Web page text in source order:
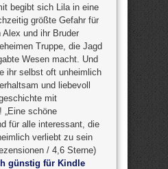
begibt sich Lila in eine
größte Gefahr für
und ihr Bruder
Truppe, die Jagd
Wesen macht. Und
ihr selbst oft unheimlich
und liebevoll
mit
„Eine schöne
für alle interessant, die
verliebt zu sein
/ 4,6 Sterne)
günstig für Kindle